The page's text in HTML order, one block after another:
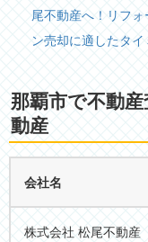
尾不動産へ！リフ
ン売却に適したタ
那覇市で不動
動産
会社名
株式会社 松尾不動産